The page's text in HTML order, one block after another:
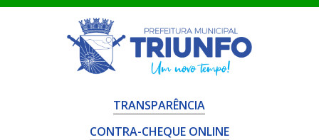
TRANSPARÊNCIA
CONTRA-CHEQUE ONLINE